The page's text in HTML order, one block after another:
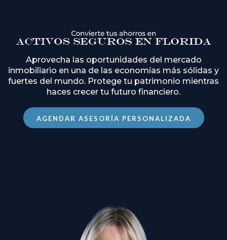
Aprovecha las oportunidades del mercado
inmobiliario en una de las economías más sólidas y
fuertes del mundo. Protege tu patrimonio mientras
haces crecer tu futuro financiero.
AGENDAR ASESORÍA PERSONALIZADA